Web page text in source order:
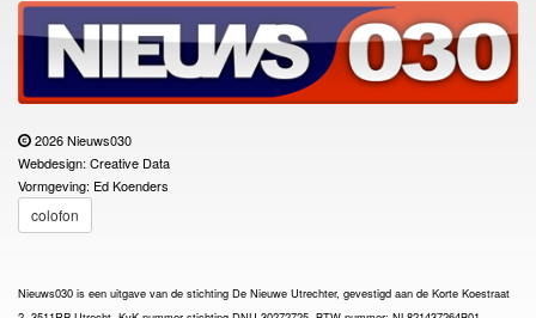
2026 Nieuws030
Webdesign: Creative Data
Vormgeving: Ed Koenders
colofon
Nieuws030 is een uitgave van de stichting De Nieuwe Utrechter, gevestigd aan de Korte Koestraat